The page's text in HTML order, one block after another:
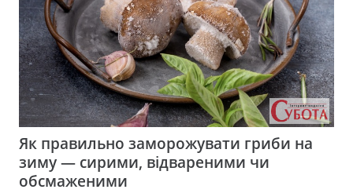
Як правильно заморожувати гриби на
зиму — сирими, відвареними чи
обсмаженими